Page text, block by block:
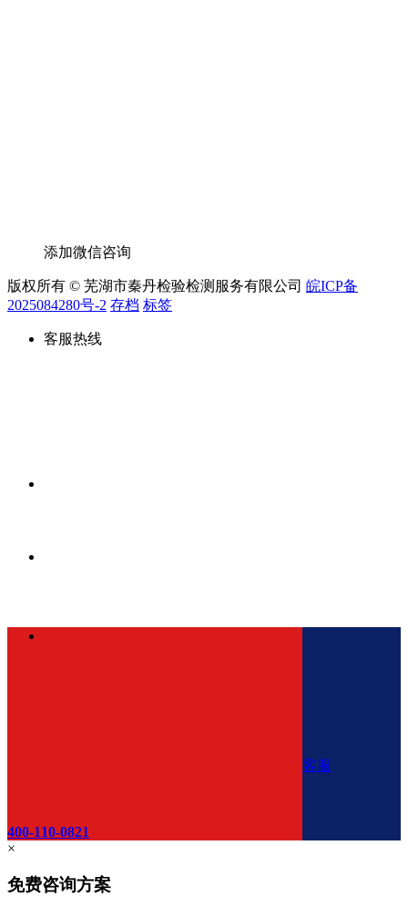
添加微信咨询
版权所有 © 芜湖市秦丹检验检测服务有限公司 皖ICP备
2025084280号-2 存档 标签
客服热线
400-110-0821
客服
×
免费咨询方案